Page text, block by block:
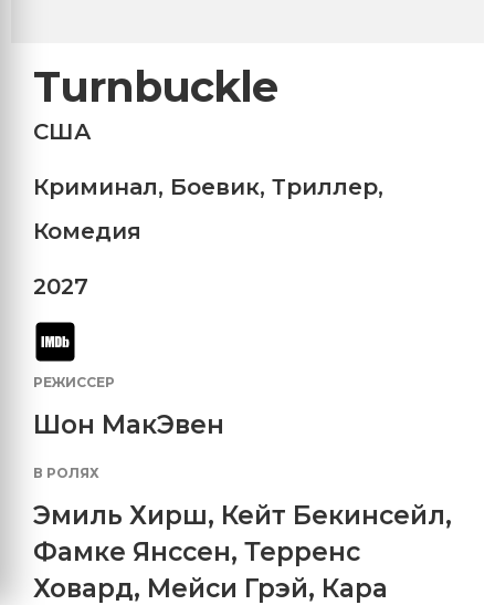
Turnbuckle
США
Криминал, Боевик, Триллер,
Комедия
2027
РЕЖИССЕР
Шон МакЭвен
В РОЛЯХ
Эмиль Хирш, Кейт Бекинсейл,
Фамке Янссен, Терренс
Ховард, Мейси Грэй, Кара